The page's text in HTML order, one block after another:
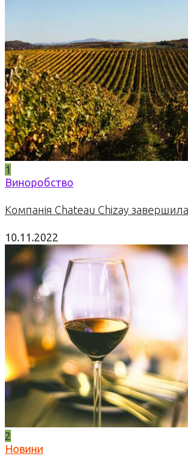
1
Виноробство
Компанія Chateau Chizay
10.11.2022
2
Новини